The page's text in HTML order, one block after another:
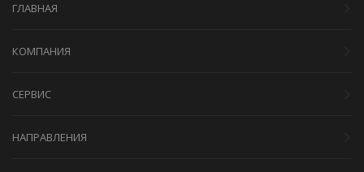
ГЛАВНАЯ
КОМПАНИЯ
СЕРВИС
НАПРАВЛЕНИЯ